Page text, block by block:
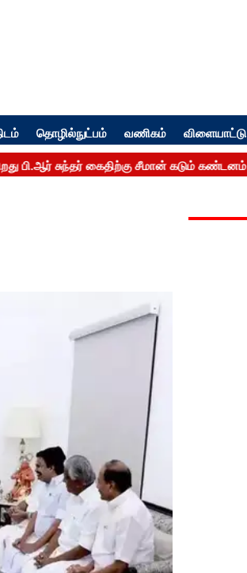
தொழில்நுட்பம் வணிகம் விளையாட்டு